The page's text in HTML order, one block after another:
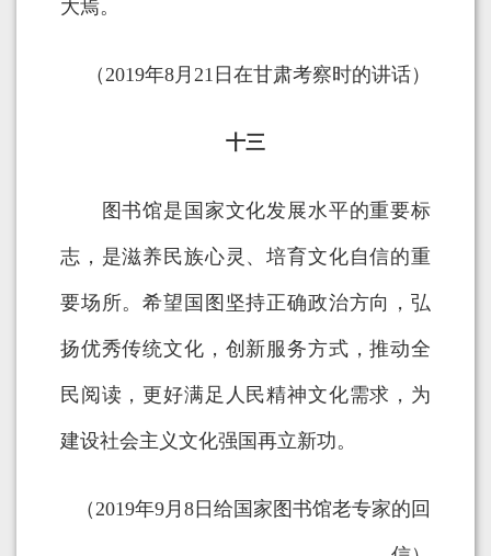
大焉。
（2019年8月21日在甘肃考察时的讲话）
十三
图书馆是国家文化发展水平的重要标
志，是滋养民族心灵、培育文化自信的重
要场所。希望国图坚持正确政治方向，弘
扬优秀传统文化，创新服务方式，推动全
民阅读，更好满足人民精神文化需求，为
建设社会主义文化强国再立新功。
（2019年9月8日给国家图书馆老专家的回